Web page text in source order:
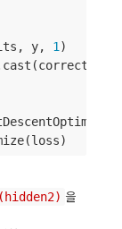
y, 1 )
을